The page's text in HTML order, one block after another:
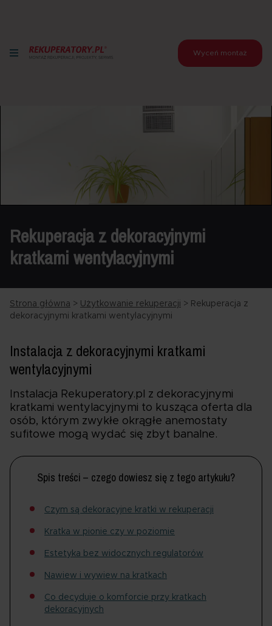
Wyceń montaż
Rekuperacja z dekoracyjnymi
kratkami wentylacyjnymi
Strona główna > Użytkowanie rekuperacji > Rekuperacja z
dekoracyjnymi kratkami wentylacyjnymi
Instalacja z dekoracyjnymi kratkami
wentylacyjnymi
Instalacja Rekuperatory.pl z dekoracyjnymi
kratkami wentylacyjnymi to kusząca oferta dla
osób, którym zwykłe okrągłe anemostaty
sufitowe mogą wydać się zbyt banalne.
Spis treści – czego dowiesz się z tego artykułu?
Czym są dekoracyjne kratki w rekuperacji
Kratka w pionie czy w poziomie
Estetyka bez widocznych regulatorów
Nawiew i wywiew na kratkach
Co decyduje o komforcie przy kratkach
dekoracyjnych